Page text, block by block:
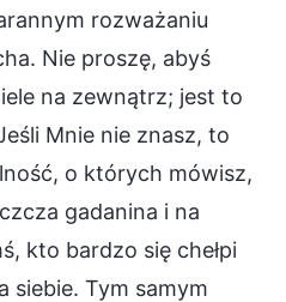
rozważaniu
Nie proszę, abyś
na zewnątrz; jest to
Mnie nie znasz, to
o których mówisz,
gadanina i na
kto bardzo się chełpi
siebie. Tym samym